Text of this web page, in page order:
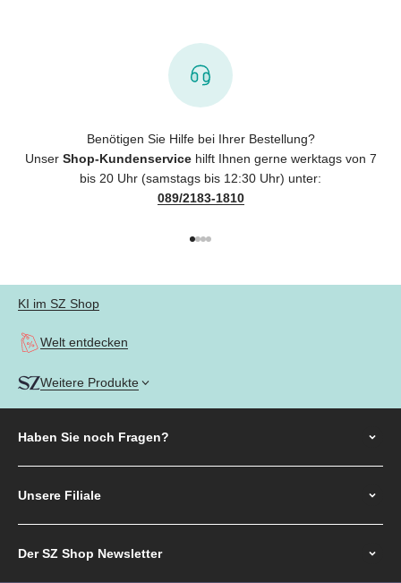
Benötigen Sie Hilfe bei Ihrer Bestellung?
Unser Shop-Kundenservicehilft Ihnen gerne werktags von 7
bis 20 Uhr (samstags bis 12:30 Uhr) unter:
089/2183-1810
KI im SZ Shop
Welt entdecken
Weitere Produkte
Haben Sie noch Fragen?
Unsere Filiale
Der SZ Shop Newsletter